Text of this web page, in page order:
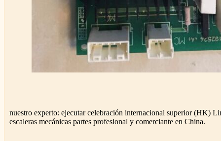
nuestro experto: ejecutar celebración internacional superior (HK)
escaleras mecánicas partes profesional y comerciante en China.